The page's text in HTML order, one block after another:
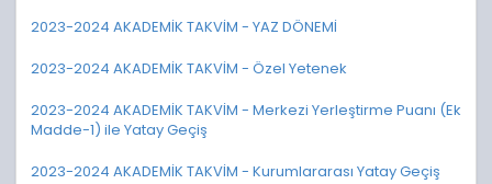
2023-2024 AKADEMİK TAKVİM - YAZ DÖNEMİ
2023-2024 AKADEMİK TAKVİM - Özel Yetenek
2023-2024 AKADEMİK TAKVİM - Merkezi Yerleştirme Puanı (Ek
Madde-1) ile Yatay Geçiş
2023-2024 AKADEMİK TAKVİM - Kurumlararası Yatay Geçiş